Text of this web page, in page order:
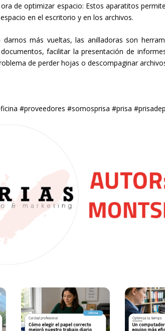
de optimizar espacio: Estos aparatitos
en el escritorio y en los archivos.
más vueltas, las anilladoras son
facilitar la presentación de
de perder hojas o descompaginar
#proveedores #somosprisa #prisa